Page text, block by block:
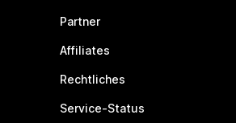
Partner
Affiliates
Rechtliches
Service-Status